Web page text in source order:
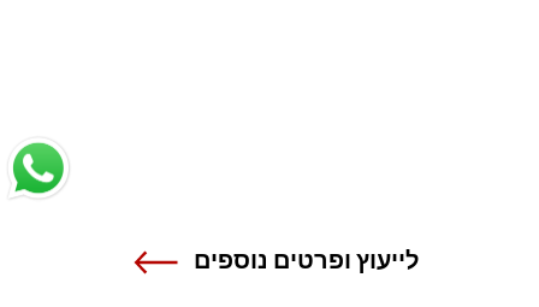
לייעוץ ופרטים נוספים